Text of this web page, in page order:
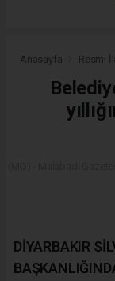
Anasayfa Resmi
DİYARBAKIR